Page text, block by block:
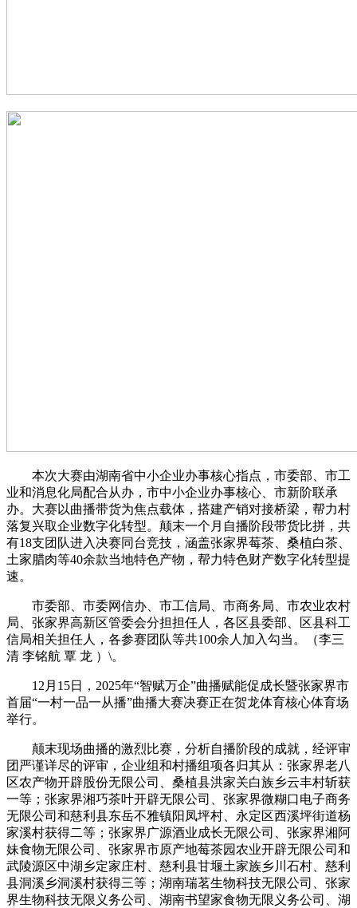
本次大赛由湖南省中小企业办事核心指点，市委部、市工
业和消息化局配合从办，市中小企业办事核心、市新阶联承
办。大赛以曲播带货为焦点载体，搭建产销对接桥梁，帮力村
落复兴取企业数字化转型。颠末一个月自播阶段带货比拼，共
有18支团队进入决赛同台竞技，涵盖张家界莓茶、桑植白茶、
土家腊肉等40余款当地特色产物，帮力特色财产数字化转型提
速。
市委部、市委网信办、市工信局、市商务局、市农业农村
局、张家界高新区管委会分担担任人，各区县委部、区县科工
信局相关担任人，各参赛团队等共100余人加入勾当。（李三
清 李铭航 覃 龙 ）\。
12月15日，2025年“智赋万企”曲播赋能促成长暨张家界市
首届“一村一品一从播”曲播大赛决赛正在贺龙体育核心体育场
举行。
颠末现场曲播的激烈比赛，分析自播阶段的成就，经评审
团严谨详尽的评审，企业组和村播组项各归其从：张家界老八
区农产物开辟股份无限公司、桑植县洪家关白族乡云丰村斩获
一等；张家界湘巧茶叶开辟无限公司、张家界微糊口电子商务
无限公司和慈利县东岳不雅镇阳凤坪村、永定区西溪坪街道杨
家溪村获得二等；张家界广源酒业成长无限公司、张家界湘阿
妹食物无限公司、张家界市原产地莓茶园农业开辟无限公司和
武陵源区中湖乡定家庄村、慈利县甘堰土家族乡川石村、慈利
县洞溪乡洞溪村获得三等；湖南瑞茗生物科技无限公司、张家
界生物科技无限义务公司、湖南书望家食物无限义务公司、湖